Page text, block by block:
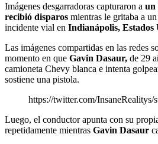
Imágenes desgarradoras capturaron a un
recibió disparos mientras le gritaba a
incidente vial en Indianápolis, Estados
Las imágenes compartidas en las redes
momento en que Gavin Dasaur, de 29
camioneta Chevy blanca e intenta
sostiene una pistola.
https://twitter.com/InsaneRealitys/
Luego, el conductor apunta con su
repetidamente mientras Gavin Dasaur